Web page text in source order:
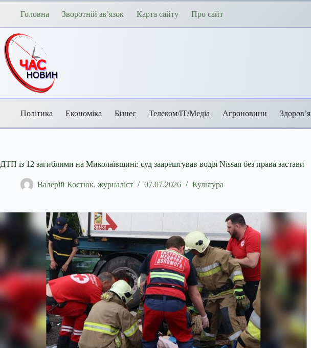
Перейти
Головна Зворотній зв’язок Карта сайту Про сайт
Політика Економіка Бізнес Телеком/ІТ/Медіа Агроновини Здоров’я
ДТП із 12 загиблими на Миколаївщині: суд заарештував водія Nissan без права застави
Валерій Костюк, журналіст 07.07.2026 Культура